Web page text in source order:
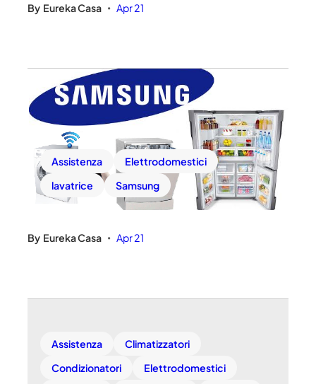
By Eureka Casa • Apr 21
Assistenza
Elettrodomestici
lavatrice
Samsung
By Eureka Casa • Apr 21
Assistenza
Climatizzatori
Condizionatori
Elettrodomestici